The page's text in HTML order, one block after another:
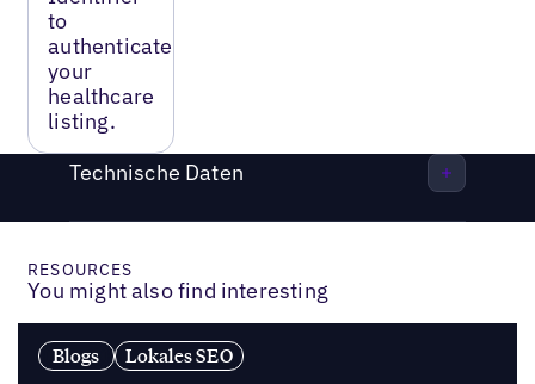
to
authenticate
your
healthcare
listing.
Technische Daten
RESOURCES
You might also find interesting
Blogs Lokales SEO